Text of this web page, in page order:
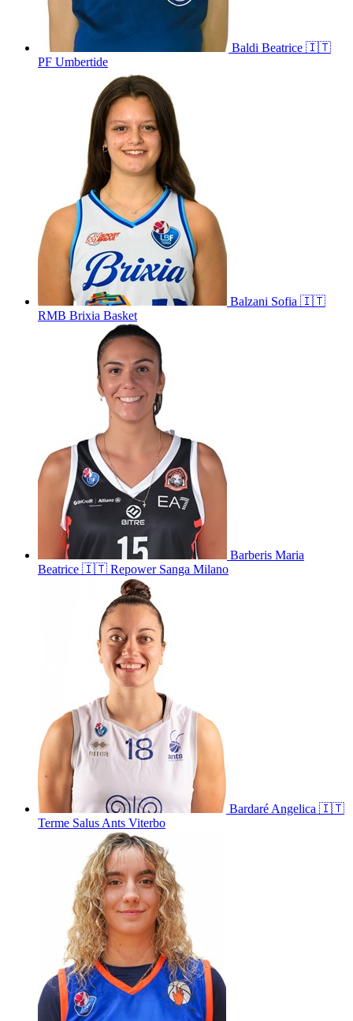
Baldi Beatrice 🇮🇹
PF Umbertide
Balzani Sofia 🇮🇹
RMB Brixia Basket
Barberis Maria
Beatrice 🇮🇹 Repower Sanga Milano
Bardaré Angelica 🇮🇹
Terme Salus Ants Viterbo